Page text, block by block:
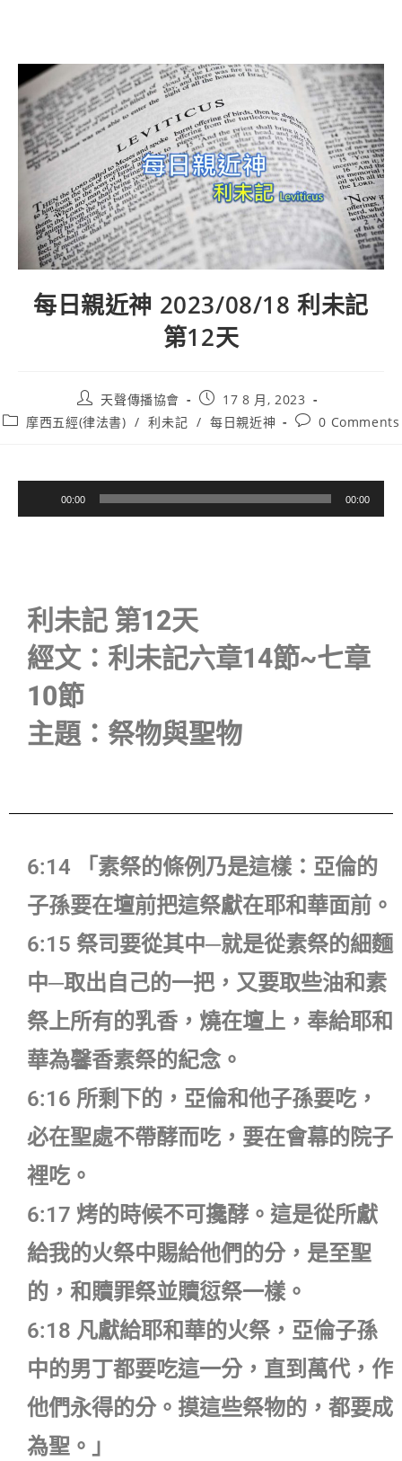
每日親近神 2023/08/18 利未記
第12天
天聲傳播協會
17 8 月, 2023
摩西五經(律法書) / 利未記 / 每日親近神 0 Comments
訊
00:00 00:00
利未記 第12天
經文：利未記六章14節~七章
10節
主題：祭物與聖物
6:14 「素祭的條例乃是這樣：亞倫的
子孫要在壇前把這祭獻在耶和華面前。
6:15 祭司要從其中─就是從素祭的細麵
中─取出自己的一把，又要取些油和素
祭上所有的乳香，燒在壇上，奉給耶和
華為馨香素祭的紀念。
6:16 所剩下的，亞倫和他子孫要吃，
必在聖處不帶酵而吃，要在會幕的院子
裡吃。
6:17 烤的時候不可攙酵。這是從所獻
給我的火祭中賜給他們的分，是至聖
的，和贖罪祭並贖愆祭一樣。
6:18 凡獻給耶和華的火祭，亞倫子孫
中的男丁都要吃這一分，直到萬代，作
他們永得的分。摸這些祭物的，都要成
為聖。」